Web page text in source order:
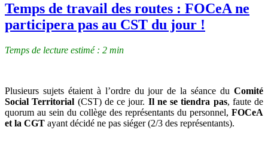
Temps de travail des routes : FOCeA ne
participera pas au CST du jour !
Temps de lecture estimé : 2 min
Plusieurs sujets étaient à l’ordre du jour de la séance du Comité
Social Territorial (CST) de ce jour. Il ne se tiendra pas, faute de
quorum au sein du collège des représentants du personnel, FOCeA
et la CGT ayant décidé ne pas siéger (2/3 des représentants).